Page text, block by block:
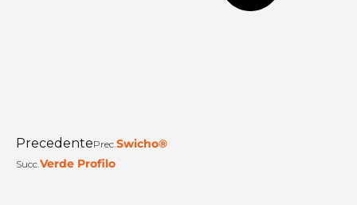
PrecedentePrec.Swicho®
Succ.Verde Profilo